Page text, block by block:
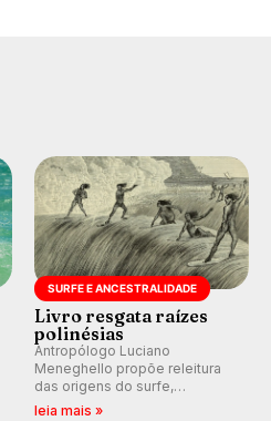
SURFE E ANCESTRALIDADE
Livro resgata raízes
polinésias
Antropólogo Luciano
Meneghello propõe releitura
das origens do surfe,
resgatando a cultura polinésia
leia mais »